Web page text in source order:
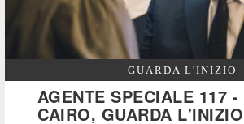
GUARDA L'INIZIO
AGENTE SPECIALE 117
CAIRO, GUARDA